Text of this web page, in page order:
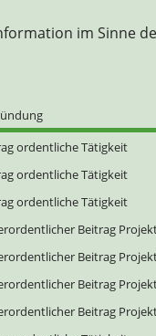
im Sinne
ordentliche Tätigkeit
ordentliche Tätigkeit
ordentliche Tätigkeit
Beitrag
Beitrag
Beitrag
Beitrag